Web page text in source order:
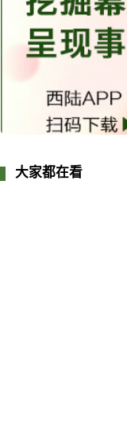
大家都在看